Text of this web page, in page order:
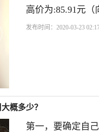
高价为:85.91元（
发布时间：2020-03-23
概多少？
第一，要确定自